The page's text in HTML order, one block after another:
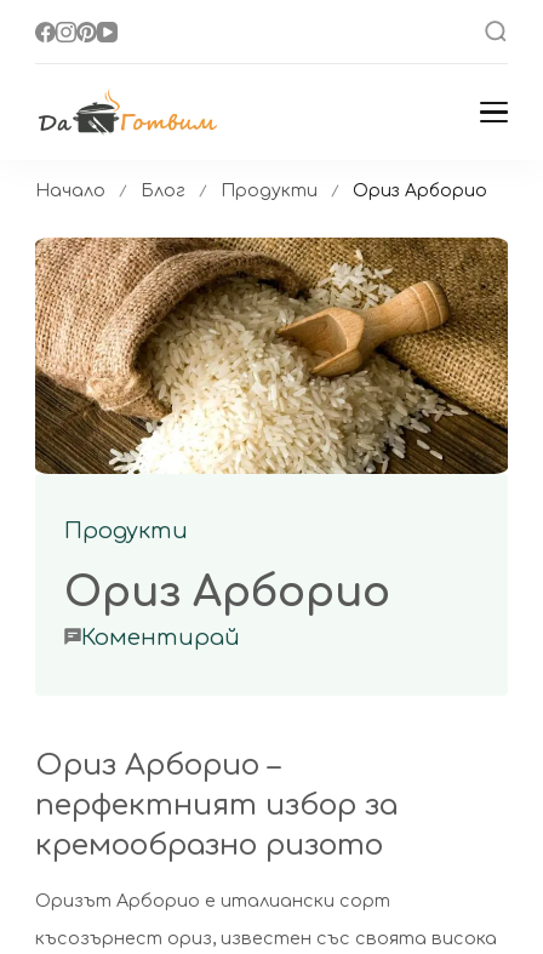
Начало Блог Продукти Ориз Арборио
Продукти
Ориз Арборио
Коментирай
Ориз Арборио –
перфектният избор за
кремообразно ризото
Оризът Арборио е италиански сорт
късозърнест ориз, известен със своята висока